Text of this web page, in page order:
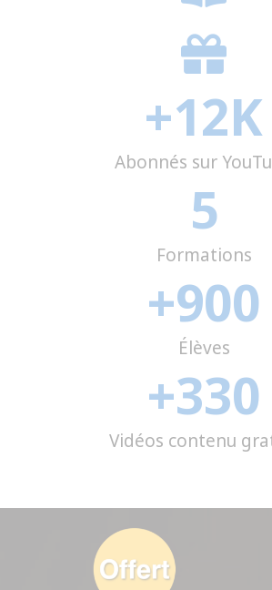
Abonnés sur
+12K
Formations
5
Élèves
+900
Vidéos contenu
+330